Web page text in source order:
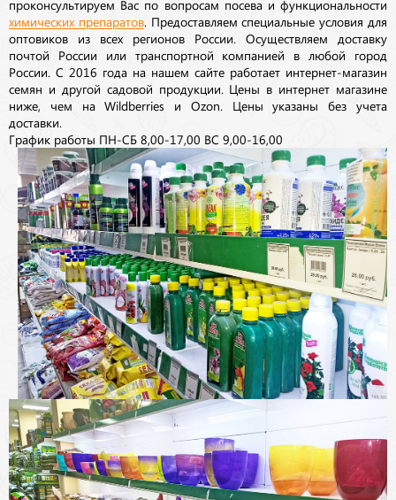
проконсультируем Вас по вопросам посева и функциональности
химических препаратов. Предоставляем специальные условия для
оптовиков из всех регионов России. Осуществляем доставку
почтой России или транспортной компанией в любой город
России. С 2016 года на нашем сайте работает интернет-магазин
семян и другой садовой продукции. Цены в интернет магазине
ниже, чем на Wildberries и Ozon. Цены указаны без учета
доставки.
График работы ПН-СБ 8,00-17,00 ВС 9,00-16,00